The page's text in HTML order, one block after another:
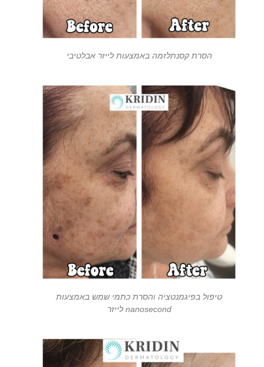
הסרת קסנתלזמה באמצעות לייזר אבלטיבי
טיפול בפיגמנטציה והסרת כתמי שמש באמצעות
nanosecond לייזר